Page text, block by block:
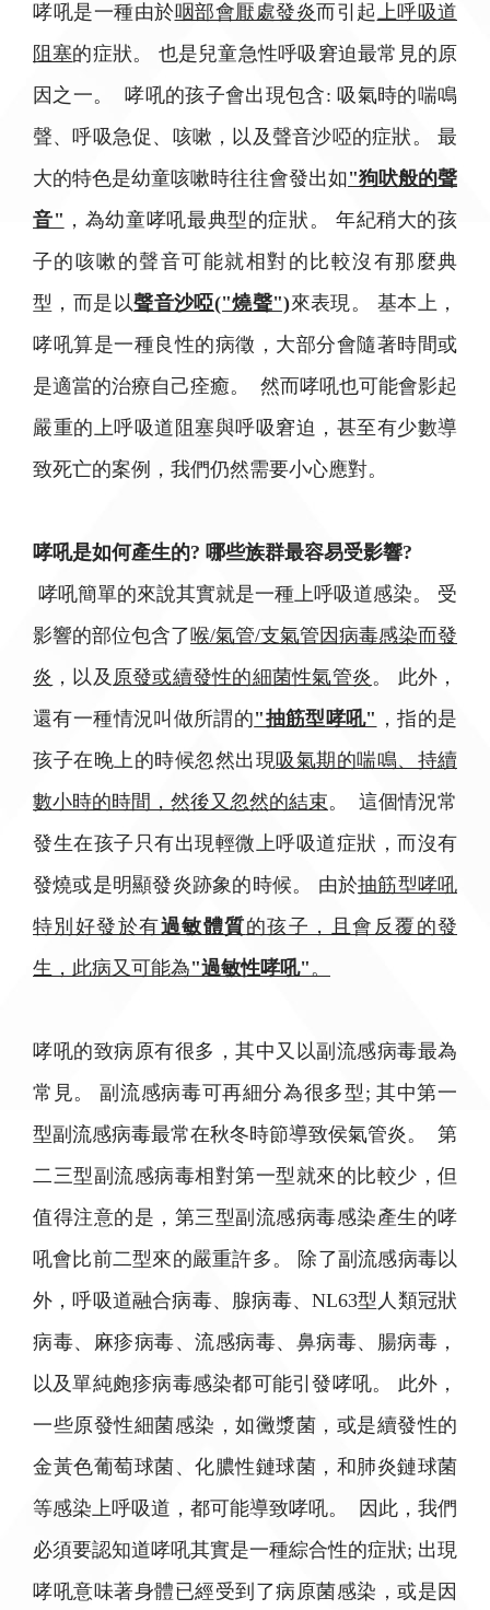
哮吼是一種由於咽部會厭處發炎而引起上呼吸道
阻塞的症狀。 也是兒童急性呼吸窘迫最常見的原
因之一。 哮吼的孩子會出現包含: 吸氣時的喘鳴
聲、呼吸急促、咳嗽，以及聲音沙啞的症狀。 最
大的特色是幼童咳嗽時往往會發出如"狗吠般的聲
音" ，為幼童哮吼最典型的症狀。 年紀稍大的孩
子的咳嗽的聲音可能就相對的比較沒有那麼典
型，而是以聲音沙啞("燒聲")來表現。 基本上，
哮吼算是一種良性的病徵，大部分會隨著時間或
是適當的治療自己痊癒。 然而哮吼也可能會影起
嚴重的上呼吸道阻塞與呼吸窘迫，甚至有少數導
致死亡的案例，我們仍然需要小心應對。
哮吼是如何產生的? 哪些族群最容易受影響?
哮吼簡單的來說其實就是一種上呼吸道感染。 受
影響的部位包含了喉/氣管/支氣管因病毒感染而發
炎 ，以及 原發或續發性的細菌性氣管炎。 此外，
還有一種情況叫做所謂的"抽筋型哮吼" ，指的是
孩子在晚上的時候忽然出現吸氣期的喘鳴、持續
數小時的時間，然後又忽然的結束。 這個情況常
發生在孩子只有出現輕微上呼吸道症狀，而沒有
發燒或是明顯發炎跡象的時候。 由於抽筋型哮吼
特別好發於有過敏體質的孩子，且會反覆的發
生，此病又可能為"過敏性哮吼"。
哮吼的致病原有很多，其中又以副流感病毒最為
常見。 副流感病毒可再細分為很多型; 其中第一
型副流感病毒最常在秋冬時節導致侯氣管炎。 第
二三型副流感病毒相對第一型就來的比較少，但
值得注意的是，第三型副流感病毒感染產生的哮
吼會比前二型來的嚴重許多。 除了副流感病毒以
外，呼吸道融合病毒、腺病毒、NL63型人類冠狀
病毒、麻疹病毒、流感病毒、鼻病毒、腸病毒，
以及單純皰疹病毒感染都可能引發哮吼。 此外，
一些原發性細菌感染，如黴漿菌，或是續發性的
金黃色葡萄球菌、化膿性鏈球菌，和肺炎鏈球菌
等感染上呼吸道，都可能導致哮吼。 因此，我們
必須要認知道哮吼其實是一種綜合性的症狀; 出現
哮吼意味著身體已經受到了病原菌感染，或是因